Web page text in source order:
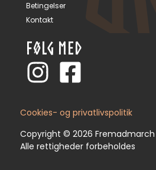
Betingelser
Kontakt
FØLG MED
Cookies- og privatlivspolitik
Copyright © 2026 Fremadmarch
Alle rettigheder forbeholdes